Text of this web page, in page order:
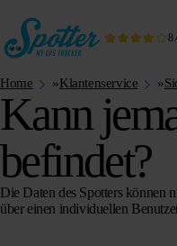
Home »Klantenservice »
Kann
befindet?
Die Daten des Spotters können
über einen individuellen